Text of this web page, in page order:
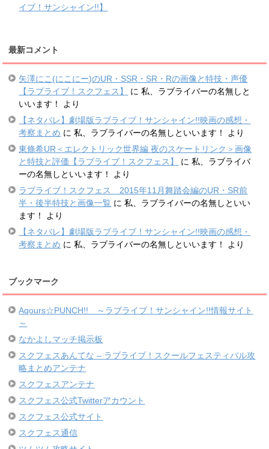
イブ！サンシャイン!!】
最新コメント
矢澤にこ(にこにー)のUR・SSR・SR・Rの画像と特技・声優
【ラブライブ！スクフェス】
に私、ラブライバーの名無しと
いいます！
より
【ネタバレ】劇場版ラブライブ！サンシャイン!!映画の感想・
考察まとめ に私、ラブライバーの名無しといいます！
より
東條希UR＜エレクトリック世界編 夜のスケートリンク＞画像
と特技と評価【ラブライブ！スクフェス】
に私、ラブライバ
ーの名無しといいます！
より
ラブライブ！スクフェス 2015年11月舞踏会編のUR・SR前
半・後半特技と画像一覧 に私、ラブライバーの名無しといい
ます！
より
【ネタバレ】劇場版ラブライブ！サンシャイン!!映画の感想・
考察まとめ に私、ラブライバーの名無しといいます！ より
ブックマーク
Aqours☆PUNCH!! ～ラブライブ！サンシャイン!!情報サイト
～
なかよしマッチ掲示板
スクフェスあんてな – ラブライブ！スクールフェスティバル攻
略まとめアンテナ
スクフェスアンテナ
スクフェス公式Twitterアカウント
スクフェス公式サイト
スクフェス通信